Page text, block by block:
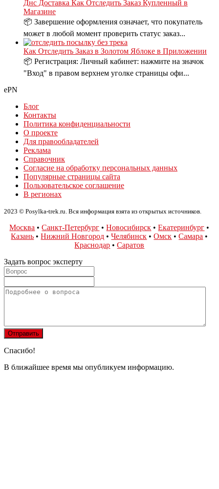
Днс Доставка Как Отследить Заказ Купленный в
Магазине
📦 Завершение оформления означает, что покупатель
может в любой момент проверить статус заказ...
Как Отследить Заказ в Золотом Яблоке в Приложении
📦 Регистрация: Личный кабинет: нажмите на значок
"Вход" в правом верхнем уголке страницы офи...
ePN
Блог
Контакты
Политика конфиденциальности
О проекте
Для правообладателей
Реклама
Справочник
Согласие на обработку персональных данных
Популярные страницы сайта
Пользовательское соглашение
В регионах
2023 © Posylka-trek.ru. Вся информация взята из открытых источников.
Москва •Санкт-Петербург •Новосибирск •Екатеринбург •
Казань •Нижний Новгород •Челябинск •Омск •Самара •
Краснодар •Саратов
Задать вопрос эксперту
Спасибо!
В ближайшее время мы опубликуем информацию.